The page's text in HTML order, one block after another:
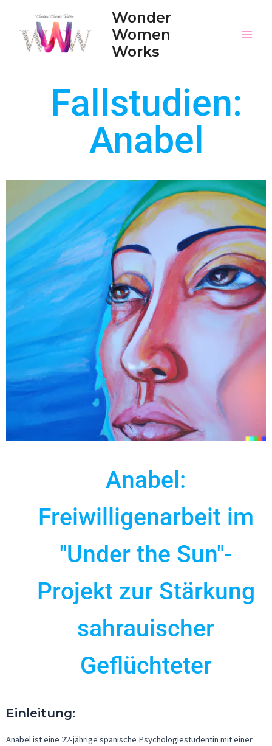
Wonder
Women
Works
Fallstudien:
Anabel
Anabel:
Freiwilligenarbeit im
"Under the Sun"-
Projekt zur Stärkung
sahrauischer
Geflüchteter
Einleitung:
Anabel ist eine 22-jährige spanische Psychologiestudentin mit einer